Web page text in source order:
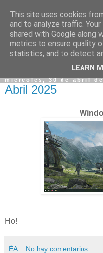
miércoles, 30 de abril de
Abril 2025
Ho!
ÉA No hay comentarios:
This site uses cookies
and to analyze traffic.
shared with Google along
metrics to ensure quality
statistics, and to detect
LEARN